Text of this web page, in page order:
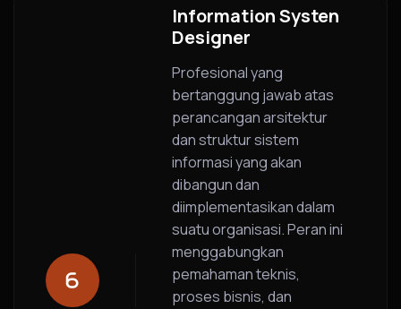
Information Systen
Designer
Profesional yang
bertanggung jawab atas
perancangan arsitektur
dan struktur sistem
informasi yang akan
dibangun dan
diimplementasikan dalam
suatu organisasi. Peran ini
menggabungkan
pemahaman teknis,
proses bisnis, dan